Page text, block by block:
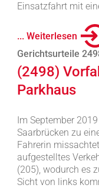
Einsatzfahrt mit
... Weiterlesen
Gerichtsurteile
(2498)
Parkhaus
Im September
Saarbrücken zu
Fahrerin
aufgestelltes
(205), wodurch es
Sicht von links